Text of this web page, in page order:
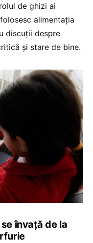
de ghizi ai
alimentația
discuții despre
și stare de bine.
învață de la